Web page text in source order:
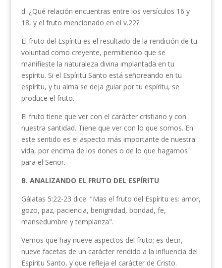
d. ¿Qué relación encuentras entre los versículos 16 y
18, y el fruto mencionado en el v.22?
El fruto del Espíritu es el resultado de la rendición de tu
voluntad como creyente, permitiendo que se
manifieste la naturaleza divina implantada en tu
espíritu. Si el Espíritu Santo está señoreando en tu
espíritu, y tu alma se deja guiar por tu espíritu, se
produce el fruto.
El fruto tiene que ver con el carácter cristiano y con
nuestra santidad. Tiene que ver con lo que somos. En
este sentido es el aspecto más importante de nuestra
vida, por encima de los dones o de lo que hagamos
para el Señor.
B. ANALIZANDO EL FRUTO DEL ESPÍRITU
Gálatas 5:22-23 dice: "Mas el fruto del Espíritu es: amor,
gozo, paz, paciencia, benignidad, bondad, fe,
mansedumbre y templanza".
Vemos que hay nueve aspectos del fruto; es decir,
nueve facetas de un carácter rendido a la influencia del
Espíritu Santo, y que refleja el carácter de Cristo.